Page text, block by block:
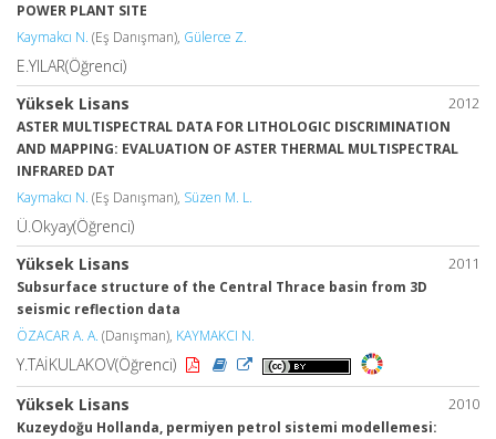
POWER PLANT SITE
Kaymakcı N. (Eş Danışman), Gülerce Z.
E.YILAR(Öğrenci)
2012
Yüksek Lisans
ASTER MULTISPECTRAL DATA FOR LITHOLOGIC DISCRIMINATION
AND MAPPING: EVALUATION OF ASTER THERMAL MULTISPECTRAL
INFRARED DAT
Kaymakcı N. (Eş Danışman), Süzen M. L.
Ü.Okyay(Öğrenci)
2011
Yüksek Lisans
Subsurface structure of the Central Thrace basin from 3D
seismic reflection data
ÖZACAR A. A. (Danışman), KAYMAKCI N.
Y.TAİKULAKOV(Öğrenci)
2010
Yüksek Lisans
Kuzeydoğu Hollanda, permiyen petrol sistemi modellemesi: